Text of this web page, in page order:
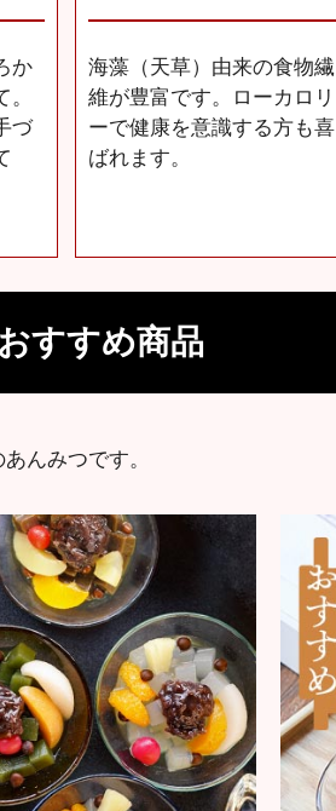
か
づ
海藻（天草）由来の食物繊
維が豊富です。ローカロリ
ーで健康を意識する方も喜
ばれます。
すすめ商品
んみつです。